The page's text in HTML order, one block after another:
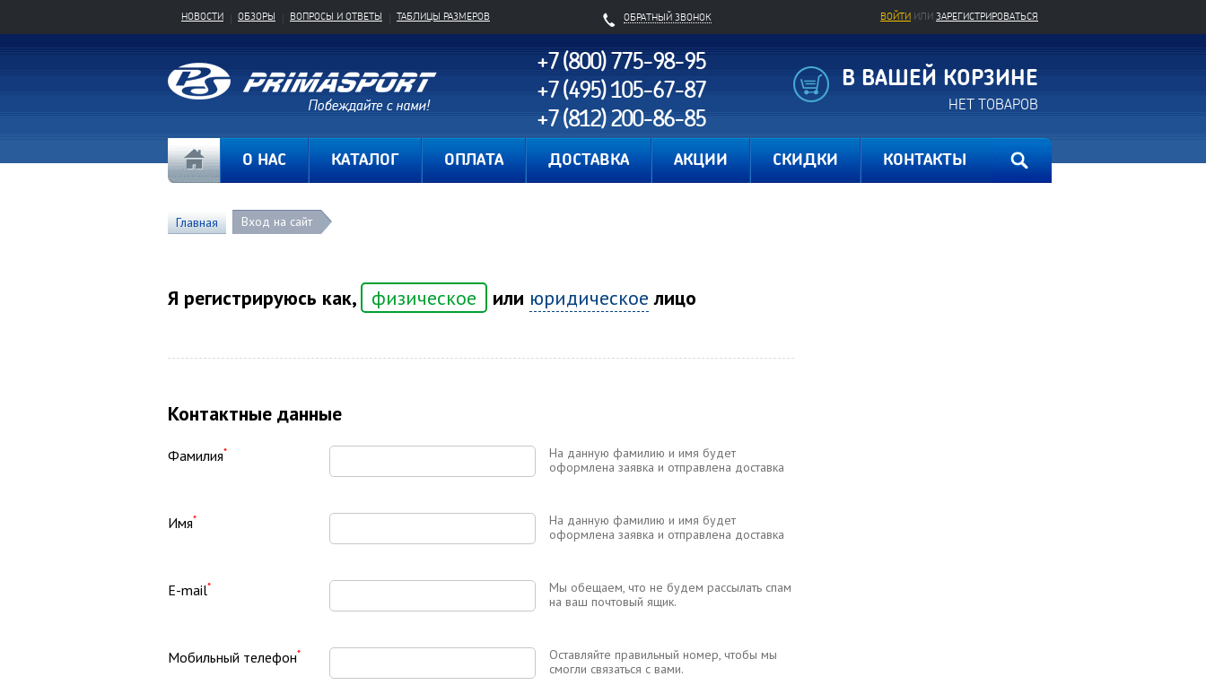
ОБРАТНЫЙ ЗВОНОК ВОЙТИ ИЛИ ЗАРЕГИСТРИРОВАТЬСЯ
НОВОСТИ ОБЗОРЫ ВОПРОСЫ И ОТВЕТЫ ТАБЛИЦЫ РАЗМЕРОВ
+7 (800) 775-98-95
+7 (495) 105-67-87
+7 (812) 200-86-85
В ВАШЕЙ КОРЗИНЕ
НЕТ ТОВАРОВ
О НАС КАТАЛОГ ОПЛАТА ДОСТАВКА АКЦИИ СКИДКИ КОНТАКТЫ
Главная Вход на сайт
Я регистрируюсь как, физическое или юридическое лицо
Контактные данные
Фамилия*
На данную фамилию и имя будет
оформлена заявка и отправлена доставка
Имя*
На данную фамилию и имя будет
оформлена заявка и отправлена доставка
E-mail*
Мы обещаем, что не будем рассылать спам
на ваш почтовый ящик.
Мобильный телефон*
Оставляйте правильный номер, чтобы мы
смогли связаться с вами.